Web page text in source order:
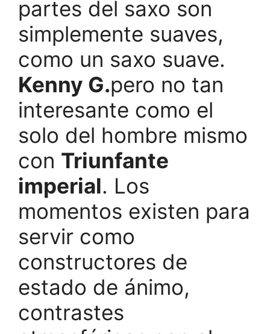
partes del saxo son
simplemente suaves,
como un saxo suave.
Kenny G.pero no tan
interesante como el
solo del hombre mismo
con Triunfante
imperial. Los
momentos existen para
servir como
constructores de
estado de ánimo,
contrastes